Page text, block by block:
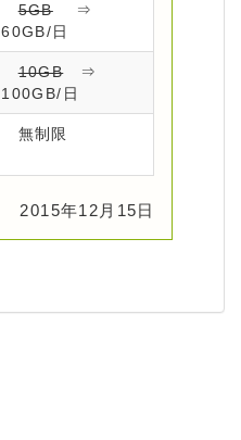
5GB⇒
60GB/日
10GB⇒
100GB/日
無制限
2015年12月15日